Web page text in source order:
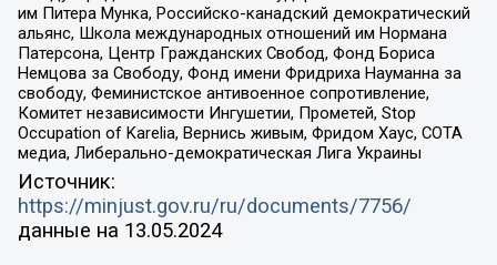
им Питера Мунка, Российско-канадский демократический
альянс, Школа международных отношений им Нормана
Патерсона, Центр Гражданских Свобод, Фонд Бориса
Немцова за Свободу, Фонд имени Фридриха Науманна за
свободу, Феминистское антивоенное сопротивление,
Комитет независимости Ингушетии, Прометей, Stop
Occupation of Karelia, Вернись живым, Фридом Хаус, СОТА
медиа, Либерально-демократическая Лига Украины
Источник:
https://minjust.gov.ru/ru/documents/7756/
данные на 13.05.2024